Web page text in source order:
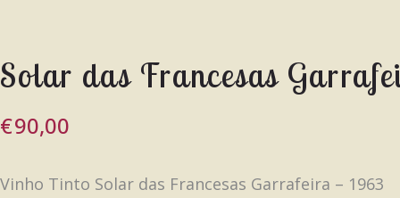
Solar das Francesas
€90,00
Vinho Tinto Solar das Francesas Garrafeira – 1963